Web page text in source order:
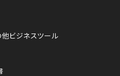
ビジネスツール